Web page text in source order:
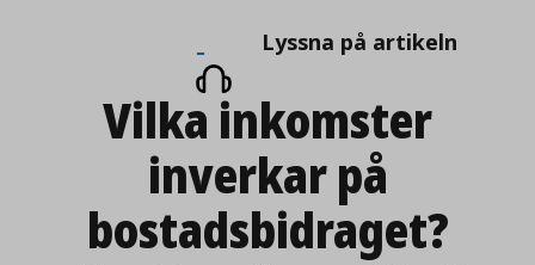
Lyssna
på
artikeln
Lyssna på artikeln
Vilka inkomster
inverkar på
bostadsbidraget?